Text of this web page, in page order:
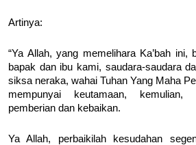
Artinya:
“Ya Allah, yang memelihara Ka’bah ini,
bapak dan ibu kami, saudara-saudara
siksa neraka, wahai Tuhan Yang Maha
mempunyai keutamaan, kemulian,
pemberian dan kebaikan.
Ya Allah, perbaikilah kesudahan